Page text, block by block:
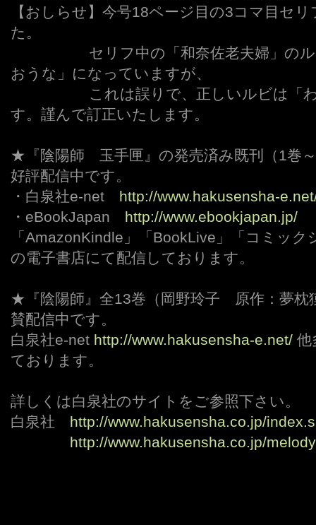
【おしらせ】今号18ページ目の3コマ目セ
た。
セリフ中の「和奈佐老夫婦」の
おうな」になっていますが、
これは誤りで、正しいルビは
す。謹んで訂正いたします。
★『陰陽師 玉手匣』の発売済み既刊（1巻
好評配信中です。
・白泉社e-net http://www.hakusensha-
・eBookJapan http://www.ebookjapan.jp/
「AmazonKindle」「BookLive」「コミッ
の電子書店にて配信しております。
★『陰陽師』全13巻（岡野玲子 原作：夢枕
賛配信中です。
白泉社e-net http://www.hakusensha-e.net/ 他
ております。
詳しくは白泉社のサイトをご参照下さい。
白泉社 http://www.hakusensha.co.jp/
http://www.hakusensha.co.jp/